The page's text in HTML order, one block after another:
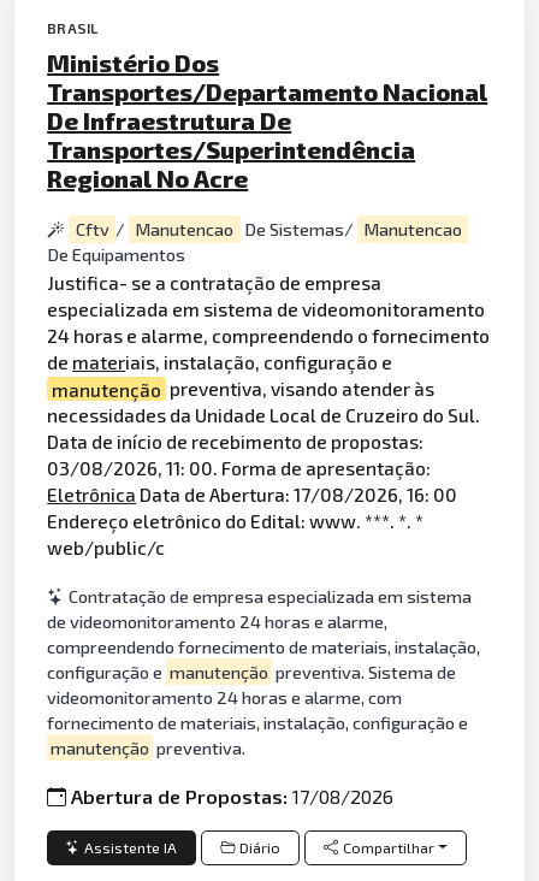
BRASIL
Ministério Dos
Transportes/Departamento Nacional
De Infraestrutura De
Transportes/Superintendência
Regional No Acre
Cftv / Manutencao De Sistemas/ Manutencao
De Equipamentos
Justifica- se a contratação de empresa
especializada em sistema de videomonitoramento
24 horas e alarme, compreendendo o fornecimento
de materiais, instalação, configuração e
manutenção preventiva, visando atender às
necessidades da Unidade Local de Cruzeiro do Sul.
Data de início de recebimento de propostas:
03/08/2026, 11: 00. Forma de apresentação:
Eletrônica Data de Abertura: 17/08/2026, 16: 00
Endereço eletrônico do Edital: www. ***. *. *
web/public/c
Contratação de empresa especializada em sistema
de videomonitoramento 24 horas e alarme,
compreendendo fornecimento de materiais, instalação,
configuração e manutenção preventiva. Sistema de
videomonitoramento 24 horas e alarme, com
fornecimento de materiais, instalação, configuração e
manutenção preventiva.
Abertura de Propostas:17/08/2026
Assistente IA Diário Compartilhar